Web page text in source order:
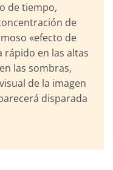
de tiempo,
de
«efecto de
rápido en las altas
las sombras,
de la imagen
disparada